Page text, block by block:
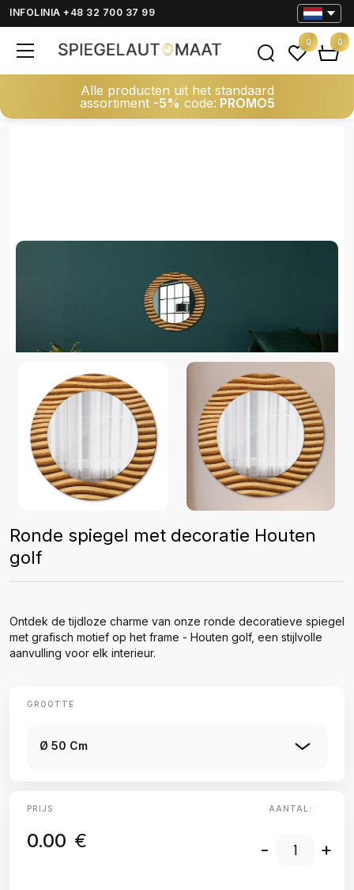
INFOLINIA +48 32 700 37 99
Alle producten uit het standaard
assortiment -5% code: PROMO5
0 0
Ronde spiegel met decoratie Houten
golf
Ontdek de tijdloze charme van onze ronde decoratieve spiegel
met grafisch motief op het frame - Houten golf, een stijlvolle
aanvulling voor elk interieur.
GROOTTE
Ø 50 Cm
PRIJS
0.00 €
AANTAL:
- +